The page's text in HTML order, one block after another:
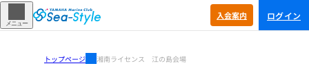
メニュー
入会案内 ログイン
トップページ 湘南ライセンス 江の島会場